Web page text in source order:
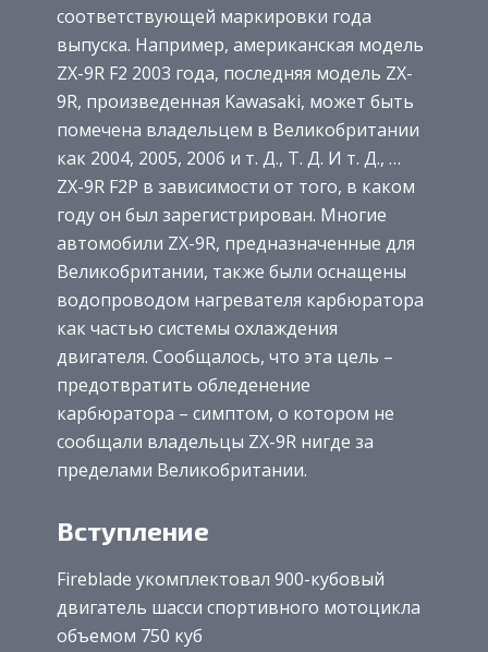
соответствующей маркировки года
выпуска. Например, американская модель
ZX-9R F2 2003 года, последняя модель ZX-
9R, произведенная Kawasaki, может быть
помечена владельцем в Великобритании
как 2004, 2005, 2006 и т. Д., Т. Д. И т. Д., …
ZX-9R F2P в зависимости от того, в каком
году он был зарегистрирован. Многие
автомобили ZX-9R, предназначенные для
Великобритании, также были оснащены
водопроводом нагревателя карбюратора
как частью системы охлаждения
двигателя. Сообщалось, что эта цель –
предотвратить обледенение
карбюратора – симптом, о котором не
сообщали владельцы ZX-9R нигде за
пределами Великобритании.
Вступление
Fireblade укомплектовал 900-кубовый
двигатель шасси спортивного мотоцикла
объемом 750 куб